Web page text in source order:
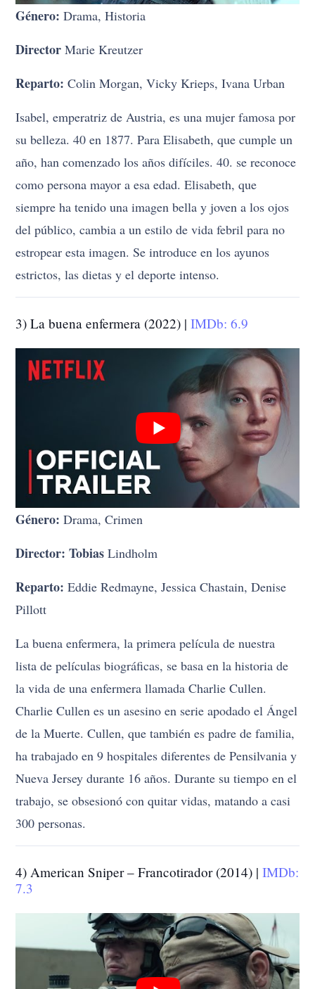
Género: Drama, Historia
DirectorMarie Kreutzer
Reparto:Colin Morgan, Vicky Krieps, Ivana Urban
Isabel, emperatriz de Austria, es una mujer famosa por
su belleza. 40 en 1877. Para Elisabeth, que cumple un
año, han comenzado los años difíciles. 40. se reconoce
como persona mayor a esa edad. Elisabeth, que
siempre ha tenido una imagen bella y joven a los ojos
del público, cambia a un estilo de vida febril para no
estropear esta imagen. Se introduce en los ayunos
estrictos, las dietas y el deporte intenso.
3) La buena enfermera (2022) |IMDb: 6.9
Género:Drama, Crimen
Director: TobiasLindholm
Reparto:Eddie Redmayne, Jessica Chastain, Denise
Pillott
La buena enfermera, la primera película de nuestra
lista de películas biográficas, se basa en la historia de
la vida de una enfermera llamada Charlie Cullen.
Charlie Cullen es un asesino en serie apodado el Ángel
de la Muerte. Cullen, que también es padre de familia,
ha trabajado en 9 hospitales diferentes de Pensilvania y
Nueva Jersey durante 16 años. Durante su tiempo en el
trabajo, se obsesionó con quitar vidas, matando a casi
300 personas.
4) American Sniper – Francotirador (2014) |IMDb:
7.3